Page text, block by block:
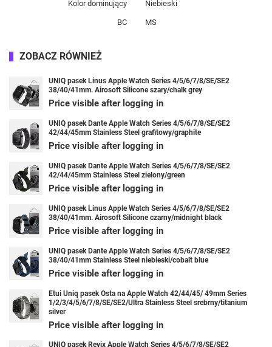
Kolor dominujący Niebieski
BC MS
ZOBACZ RÓWNIEŻ
UNIQ pasek Linus Apple Watch Series 4/5/6/7/8/SE/SE2
38/40/41mm. Airosoft Silicone szary/chalk grey
Price visible after logging in
UNIQ pasek Dante Apple Watch Series 4/5/6/7/8/SE/SE2
42/44/45mm Stainless Steel grafitowy/graphite
Price visible after logging in
UNIQ pasek Dante Apple Watch Series 4/5/6/7/8/SE/SE2
42/44/45mm Stainless Steel zielony/green
Price visible after logging in
UNIQ pasek Linus Apple Watch Series 4/5/6/7/8/SE/SE2
38/40/41mm. Airosoft Silicone czarny/midnight black
Price visible after logging in
UNIQ pasek Dante Apple Watch Series 4/5/6/7/8/SE/SE2
38/40/41mm Stainless Steel niebieski/cobalt blue
Price visible after logging in
Etui Uniq pasek Osta na Apple Watch 42/44/45/ 49mm Series
1/2/3/4/5/6/7/8/SE/SE2/Ultra Stainless Steel srebrny/titanium
silver
Price visible after logging in
UNIQ pasek Revix Apple Watch Series 4/5/6/7/8/SE/SE2